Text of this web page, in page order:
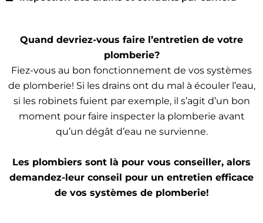
Quand devriez-vous faire l’entretien de votre
plomberie?
Fiez-vous au bon fonctionnement de vos systèmes
de plomberie! Si les drains ont du mal à écouler l’eau,
si les robinets fuient par exemple, il s’agit d’un bon
moment pour faire inspecter la plomberie avant
qu’un dégât d’eau ne survienne.
Les plombiers sont là pour vous conseiller, alors
demandez-leur conseil pour un entretien efficace
de vos systèmes de plomberie!